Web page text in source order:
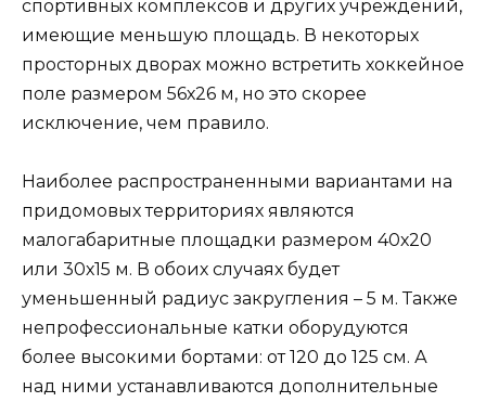
спортивных комплексов и других учреждений,
имеющие меньшую площадь. В некоторых
просторных дворах можно встретить хоккейное
поле размером 56х26 м, но это скорее
исключение, чем правило.
Наиболее распространенными вариантами на
придомовых территориях являются
малогабаритные площадки размером 40х20
или 30х15 м. В обоих случаях будет
уменьшенный радиус закругления – 5 м. Также
непрофессиональные катки оборудуются
более высокими бортами: от 120 до 125 см. А
над ними устанавливаются дополнительные